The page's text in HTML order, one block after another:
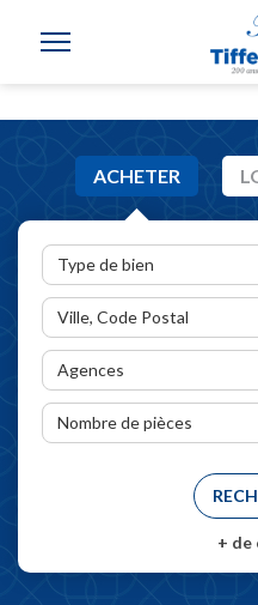
ACHETER
Type de bien
Ville, Code Postal
Agences
Nombre de pièces
+ de